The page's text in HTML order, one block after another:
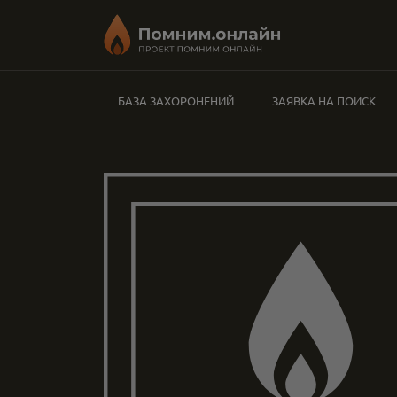
БАЗА ЗАХОРОНЕНИЙ ЗАЯВКА НА ПОИСК